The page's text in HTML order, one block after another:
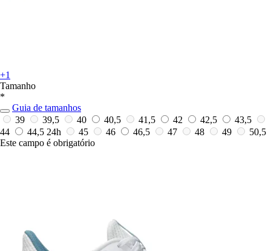
+1
Tamanho
*
Guia de tamanhos
39
39,5 40 40,5 41,5 42 42,5
43,5
44
44,5 24h 45 46 46,5 47 48 49
50,5
Este campo é obrigatório